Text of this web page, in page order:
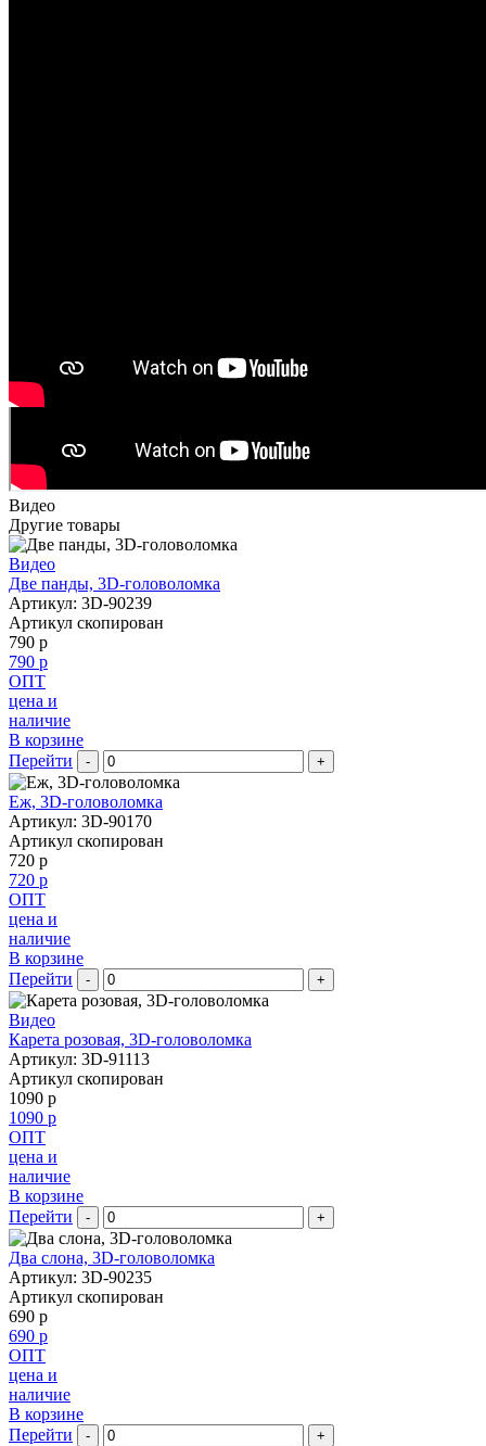
Видео
Другие товары
Видео
Две панды, 3D-головоломка
Артикул: 3D-90239
Артикул скопирован
790 р
790 р
ОПТ
цена и
наличие
В корзине
Перейти
- +
Еж, 3D-головоломка
Артикул: 3D-90170
Артикул скопирован
720 р
720 р
ОПТ
цена и
наличие
В корзине
Перейти
- +
Видео
Карета розовая, 3D-головоломка
Артикул: 3D-91113
Артикул скопирован
1090 р
1090 р
ОПТ
цена и
наличие
В корзине
Перейти
- +
Два слона, 3D-головоломка
Артикул: 3D-90235
Артикул скопирован
690 р
690 р
ОПТ
цена и
наличие
В корзине
Перейти
- +